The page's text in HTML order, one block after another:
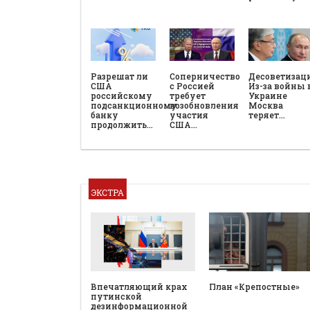
Разрешат ли
США
российскому
подсанкционному
банку
продолжить…
Соперничество
с Россией
требует
возобновления
участия
США…
Из-за войны
Украине
Москва
теряет…
ЭКСТРА
Впечатляющий крах
путинской
дезинформационной
План «Крепостные»